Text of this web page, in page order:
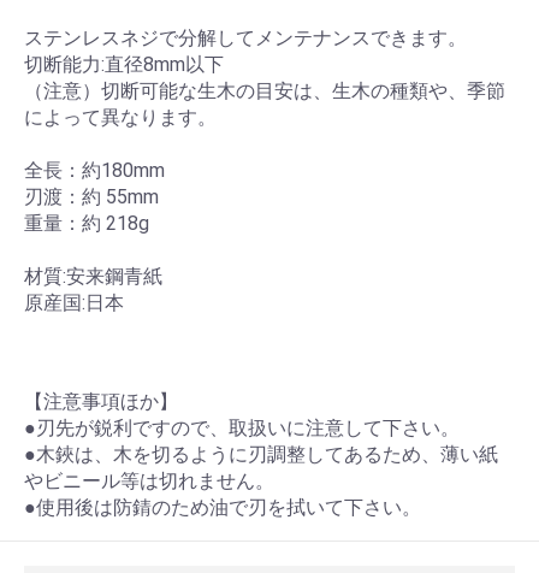
ステンレスネジで分解してメンテナンスできます。
切断能力:直径8mm以下
（注意）切断可能な生木の目安は、生木の種類や、季節
によって異なります。
全長：約180mm
刃渡：約 55mm
重量：約 218g
材質:安来鋼青紙
原産国:日本
【注意事項ほか】
●刃先が鋭利ですので、取扱いに注意して下さい。
●木鋏は、木を切るように刃調整してあるため、薄い紙
やビニール等は切れません。
●使用後は防錆のため油で刃を拭いて下さい。